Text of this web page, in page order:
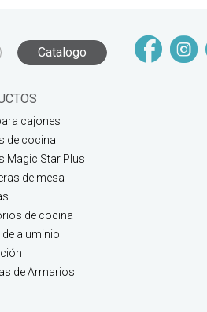
Catalogo
cajones
de cocina
Magic Star Plus
de mesa
de cocina
de aluminio
de Armarios